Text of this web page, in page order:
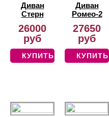
Диван
Стерн
26000
руб
КУПИТЬ
Диван
Ромео-2
27650
руб
КУПИТЬ